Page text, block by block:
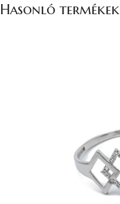
Hasonló termékek